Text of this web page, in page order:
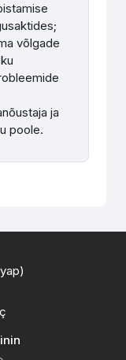
;
võlgade
ja
poole.
)